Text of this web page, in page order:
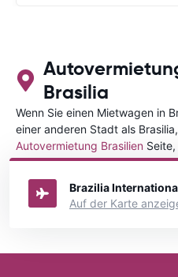
Brasilia
Wenn Sie einen Mietwagen in
einer anderen Stadt als
Autovermietung Brasilien
in welcher Stadt in Brasilien
Brazilia
Auf der Karte